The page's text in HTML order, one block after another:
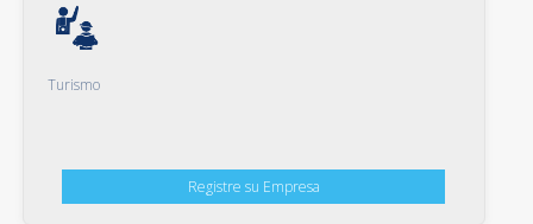
Turismo
Registre su Empresa